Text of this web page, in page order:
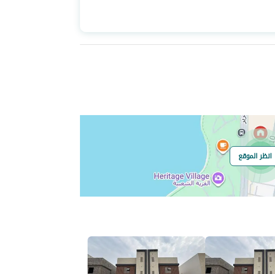
عدد الغرف
5
الياف ضوئية
هل يوجد اي التزام
لايوجد
السعودي
العقار مرهون
لا
انظر الموقع